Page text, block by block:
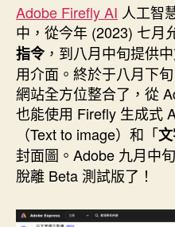
者
Adobe Firefly AI 人工智
中，從今年 (2023) 七月
指令 ，到八月中旬提供
用介面。終於于八月下
網站全方位整合了，從
也能使用 Firefly 生成式
（Text to image）和「
封面圖。Adobe 九月中
脫離 Beta 測試版了！